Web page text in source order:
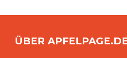
ÜBER